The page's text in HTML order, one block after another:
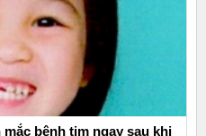
bệnh tim ngay sau khi